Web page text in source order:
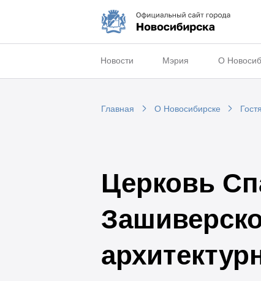
Новости Мэрия О
Главная О Новосибирске
Церковь